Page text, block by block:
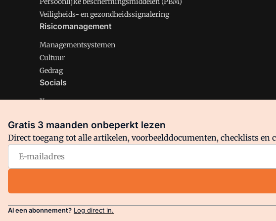
Veiligheids- en gezondheidssignalering
Risicomanagement
Managementsystemen
Cultuur
Gedrag
Socials
X
Facebook
Arbo is onderdeel van VMN media. Lees inons manifestwaar VMN
Gratis 3 maanden onbeperkt lezen
Direct toegang tot alle artikelen, voorbeelddocumenten, checklists en
Al een abonnement? Log direct in.